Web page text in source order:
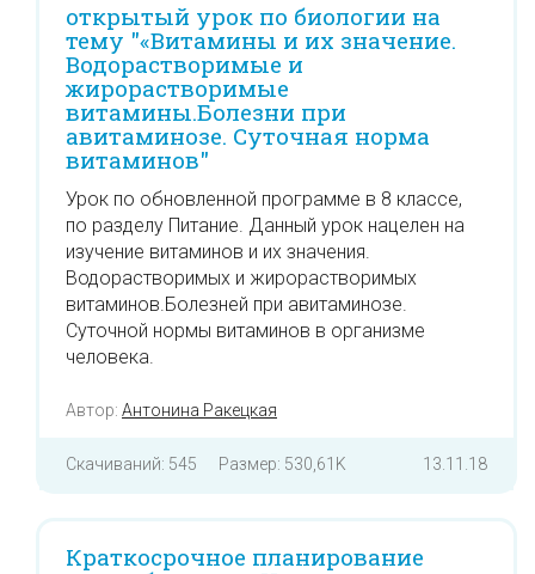
открытый урок по биологии на
тему "«Витамины и их значение.
Водорастворимые и
жирорастворимые
витамины.Болезни при
авитаминозе. Суточная норма
витаминов"
Урок по обновленной программе в 8 классе,
по разделу Питание. Данный урок нацелен на
изучение витаминов и их значения.
Водорастворимых и жирорастворимых
витаминов.Болезней при авитаминозе.
Суточной нормы витаминов в организме
человека.
Автор: Антонина Ракецкая
Скачиваний: 545 Размер: 530,61K 13.11.18
Краткосрочное планирование